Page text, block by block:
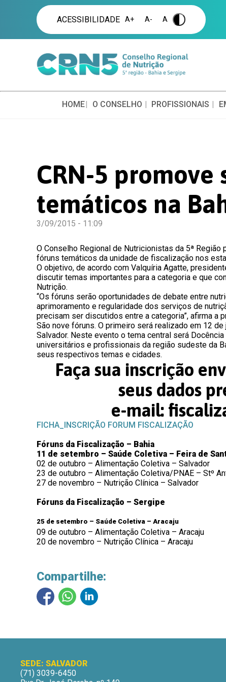
ACESSIBILIDADE A+ A- A .
HOME O CONSELHO PROFISSIONAIS
CRN-5 promove
temáticos na
3/09/2015 - 11:09
O Conselho Regional de Nutricionistas da 5ª
fóruns temáticos da unidade de fiscalização nos
O objetivo, de acordo com Valquíria Agatte,
discutir temas importantes para a categoria e que
Nutrição.
“Os fóruns serão oportunidades de debate entre
aprimoramento e regularidade dos serviços de
precisam ser discutidos entre a categoria”, afirma a
São nove fóruns. O primeiro será realizado em 12
Salvador. Neste evento o tema central será
universitários e profissionais da região sudeste da
seus respectivos temas e cidades.
Faça sua inscrição
seus dados
e-mail:
FICHA_INSCRIÇÃO FORUM FISCALIZAÇÃO
Fóruns da Fiscalização – Bahia
11 de setembro – Saúde Coletiva – Feira de
02 de outubro – Alimentação Coletiva – Salvador
23 de outubro – Alimentação Coletiva/PNAE – Stº
27 de novembro – Nutrição Clínica – Salvador
Fóruns da Fiscalização – Sergipe
25 de setembro – Saúde Coletiva – Aracaju
09 de outubro – Alimentação Coletiva – Aracaju
20 de novembro – Nutrição Clínica – Aracaju
Compartilhe:
SEDE: SALVADOR
(71) 3039-6450